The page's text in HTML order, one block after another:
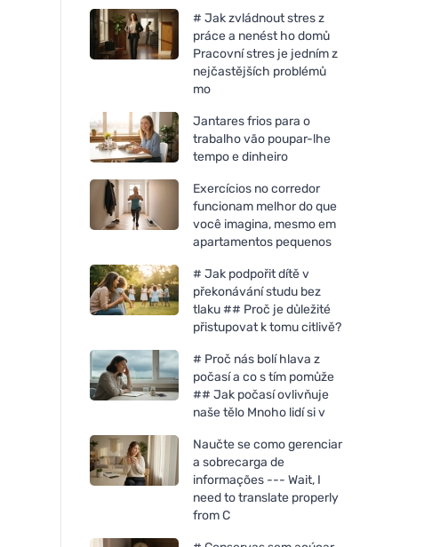
# Jak zvládnout stres z
práce a nenést ho domů
Pracovní stres je jedním z
nejčastějších problémů
mo
Jantares frios para o
trabalho vão poupar-lhe
tempo e dinheiro
Exercícios no corredor
funcionam melhor do que
você imagina, mesmo em
apartamentos pequenos
# Jak podpořit dítě v
překonávání studu bez
tlaku ## Proč je důležité
přistupovat k tomu citlivě?
# Proč nás bolí hlava z
počasí a co s tím pomůže
## Jak počasí ovlivňuje
naše tělo Mnoho lidí si v
Naučte se como gerenciar
a sobrecarga de
informações --- Wait, I
need to translate properly
from C